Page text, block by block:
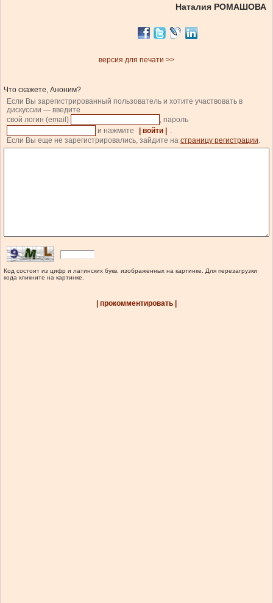
Наталия РОМАШОВА
версия для печати >>
Что скажете, Аноним?
Если Вы зарегистрированный пользователь и хотите участвовать в
дискуссии — введите
свой логин (email)
, пароль
и нажмите
| войти |
.
Если Вы еще не зарегистрировались, зайдите на страницу регистрации.
Код состоит из цифр и латинских букв, изображенных на картинке. Для перезагрузки
кода кликните на картинке.
| прокомментировать |